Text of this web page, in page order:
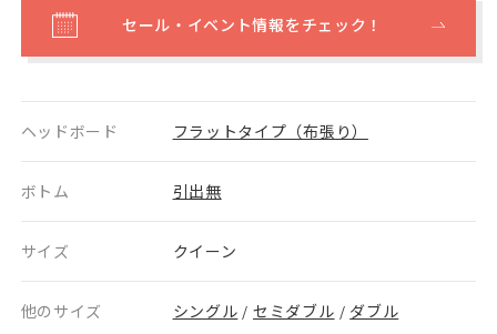
セール・イベント情報をチェック！
ヘッドボード フラットタイプ（布張り）
ボトム 引出無
サイズ クイーン
他のサイズ シングル / セミダブル / ダブル